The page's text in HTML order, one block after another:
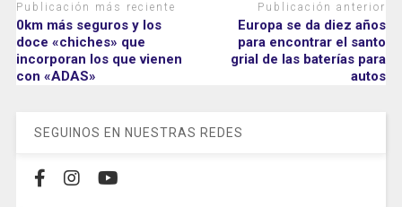
Publicación más reciente
0km más seguros y los
doce «chiches» que
incorporan los que vienen
con «ADAS»
Publicación anterior
Europa se da diez años
para encontrar el santo
grial de las baterías para
autos
SEGUINOS EN NUESTRAS REDES